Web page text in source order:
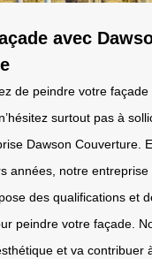
avec
de peindre votre
surtout pas à
Dawson Couverture.
années, notre entreprise
des qualifications et
peindre votre façade.
et va contribuer